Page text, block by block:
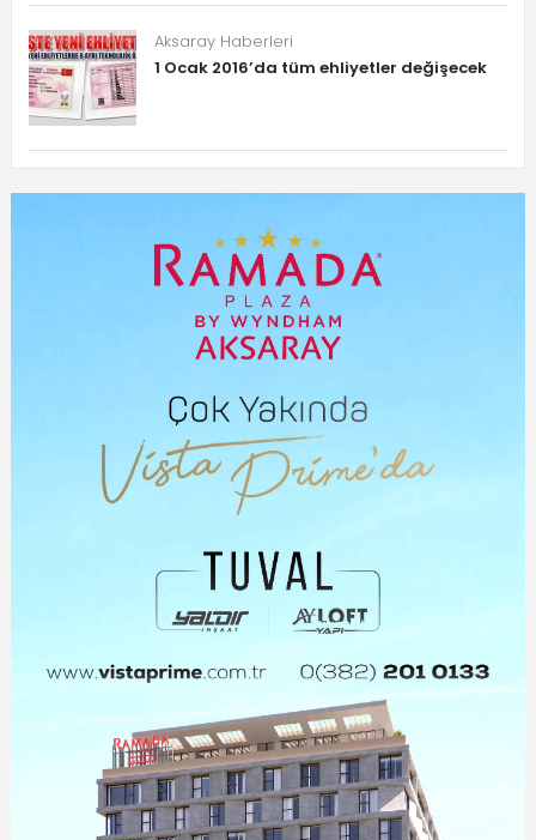
Aksaray Haberleri
1 Ocak 2016’da tüm ehliyetler değişecek